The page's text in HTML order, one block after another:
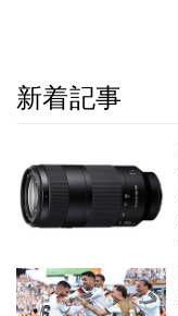
新着記事